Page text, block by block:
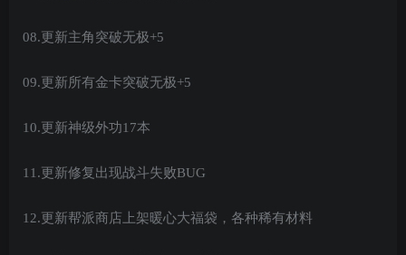
08.更新主角突破无极+5
09.更新所有金卡突破无极+5
10.更新神级外功17本
11.更新修复出现战斗失败BUG
12.更新帮派商店上架暖心大福袋，各种稀有材料